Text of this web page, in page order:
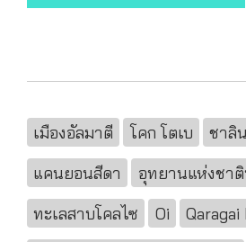
เมืองอัลมาตี โคก โตเบ
ชาลิ
แคนยอนสีดา
อุทยานแห่งชาติ
ทะเลสาบโคลไซ
Oi